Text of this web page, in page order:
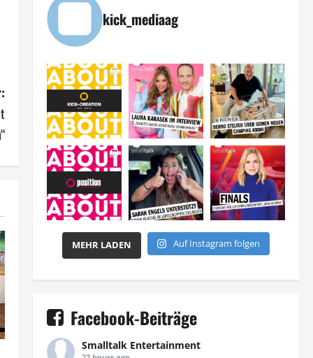
kick_mediaag
MEHR LADEN Auf Instagram folgen
Facebook-Beiträge
Smalltalk Entertainment